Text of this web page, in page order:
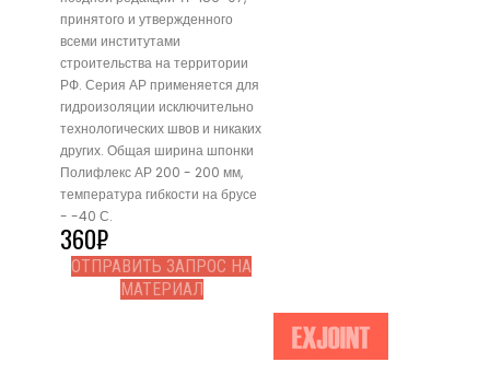
принятого и утвержденного
всеми институтами
строительства на территории
РФ. Серия АР применяется для
гидроизоляции исключительно
технологических швов и никаких
других. Общая ширина шпонки
Полифлекс АР 200 - 200 мм,
температура гибкости на брусе
- -40 С.
360₽
ОТПРАВИТЬ ЗАПРОС НА
МАТЕРИАЛ